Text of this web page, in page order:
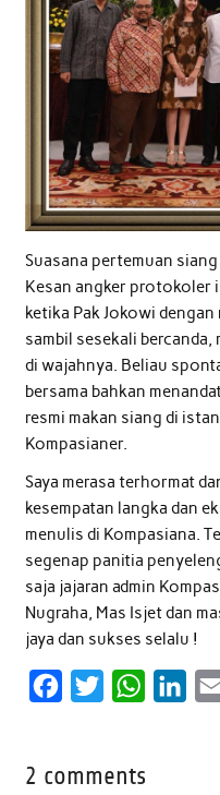
Suasana pertemuan
Kesan angker protokoler
ketika Pak Jokowi dengan
sambil sesekali
di wajahnya. Beliau
bersama bahkan
resmi makan siang di
Kompasianer.
Saya merasa terhormat
kesempatan langka dan
menulis di Kompasiana.
segenap panitia
saja jajaran admin
Nugraha, Mas Isjet dan
jaya dan sukses selalu !
e
t
W
t
2 comments